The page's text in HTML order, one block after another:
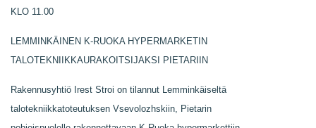
KLO 11.00
LEMMINKÄINEN K-RUOKA HYPERMARKETIN
TALOTEKNIIKKAURAKOITSIJAKSI PIETARIIN
Rakennusyhtiö Irest Stroi on tilannut Lemminkäiseltä
talotekniikkatoteutuksen Vsevolozhskiin, Pietarin